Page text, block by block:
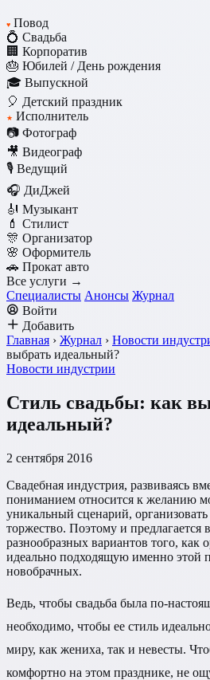
♥ Повод
💍 Свадьба
🏢 Корпоратив
🎂 Юбилей / День рождения
🎓 Выпускной
🎈 Детский праздник
★ Исполнитель
📷 Фотограф
🎥 Видеограф
🎙️ Ведущий
🎧 ДиДжей
🎻 Музыкант
💄 Стилист
🎊 Организатор
🌸 Оформитель
🚗 Прокат авто
Все услуги →
Специалисты Анонсы Журнал
Войти
Добавить
Главная › Журнал › Новости
выбрать идеальный?
Новости индустрии
Стиль свадьбы: как
идеальный?
2 сентября 2016
Свадебная индустрия, развиваясь
пониманием относится к желанию
уникальный сценарий,
торжество. Поэтому и предлагается
разнообразных вариантов того, как
идеально подходящую именно этой
новобрачных.
Ведь, чтобы свадьба была по-
необходимо, чтобы ее стиль
миру, как жениха, так и невесты.
комфортно на этом празднике, не